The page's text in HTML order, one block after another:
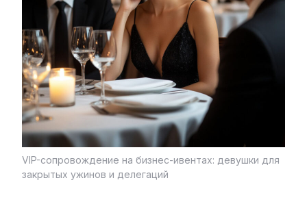
VIP-сопровождение на бизнес-ивентах: девушки для
закрытых ужинов и делегаций